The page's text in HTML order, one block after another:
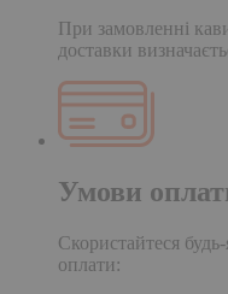
При замовленні
доставки
Умови
Скористайтеся
оплати: